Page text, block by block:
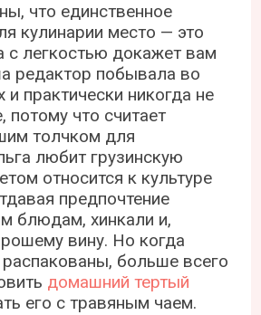
что единственное
кулинарии место — это
с легкостью докажет вам
редактор побывала во
и практически никогда не
потому что считает
толчком для
любит грузинскую
относится к культуре
предпочтение
блюдам, хинкали и,
вину. Но когда
больше всего
домашний тертый
его с травяным чаем.